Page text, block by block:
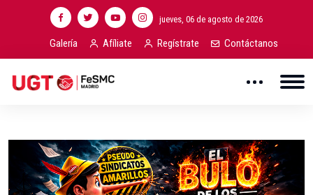
jueves, 06 de agosto de 2026
Galería Afíliate Regístrate Contáctanos